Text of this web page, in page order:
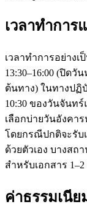
เวลาทำการ
เวลาทำการอย่างเ
13:30–16:00 (ปิด
ต้นทาง) ในทางปฏิบั
10:30 ของวันจันท
เลือกบ่ายวันอังคาร
โดยกรณีปกติจะรับ
ด้วยตัวเอง บางสถ
สำหรับเอกสาร
ค่าธรรมเนีย